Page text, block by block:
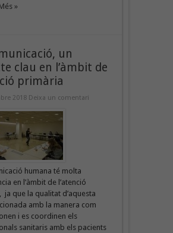
»
un
clau en l’àmbit de
primària
2018 Deixa un comentari
humana té molta
en l’àmbit de l’atenció
ja que la qualitat d’aquesta
amb la manera com
i es coordinen els
sanitaris amb els pacients